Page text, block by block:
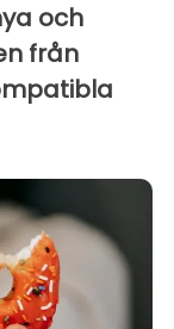
och
från